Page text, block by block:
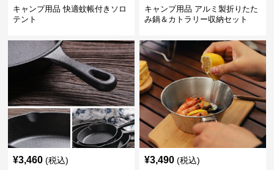
キャンプ用品 快適蚊帳付きソロ
テント
キャンプ用品 アルミ製折りたた
み鍋＆カトラリー収納セット
¥3,460 (税込) ¥3,490 (税込)